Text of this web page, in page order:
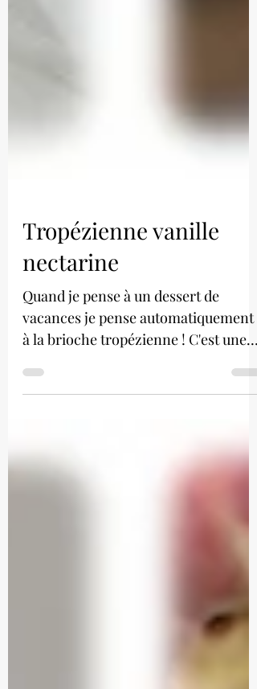
Tropézienne vanille
nectarine
Quand je pense à un dessert de
à la brioche tropézienne ! C'est une
pâtisserie que je ne mange...